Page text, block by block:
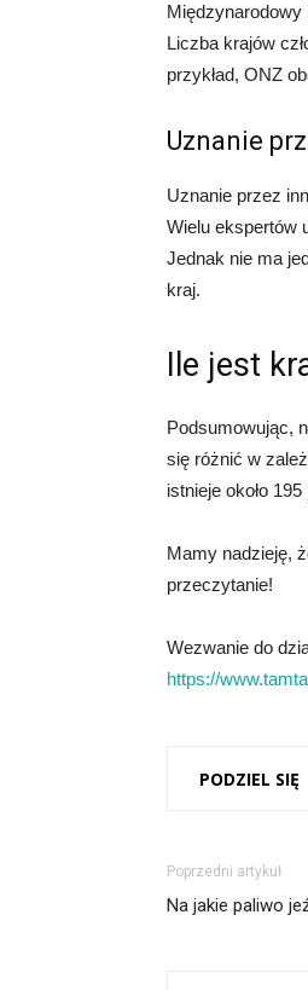
Międzynarodowy
Liczba krajów
przykład, ONZ
Uznanie
Uznanie przez
Wielu ekspertów
Jednak nie ma
kraj.
Ile jest
Podsumowując,
się różnić w
istnieje około
Mamy nadzieję,
przeczytanie!
Wezwanie do
https://
PODZIEL SIĘ
Poprzedni artykuł
Na jakie paliwo